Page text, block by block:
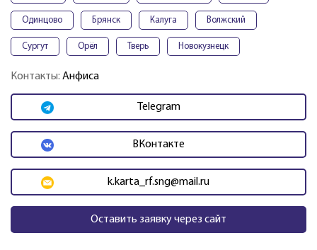
Одинцово Брянск Калуга Волжский
Сургут Орёл Тверь Новокузнецк
Контакты: Анфиса
Telegram
ВКонтакте
k.karta_rf.sng@mail.ru
Оставить заявку через сайт